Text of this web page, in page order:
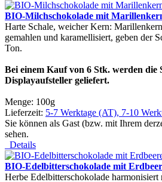
BIO-Milchschokolade mit
Harte Schale, weicher Kern:
gemahlen und karamellisiert, geben der
Ton.
Bei einem Kauf von 6 Stk. werden die
Displayaufsteller geliefert.
Menge: 100g
Lieferzeit: 5-7 Werktage (AT), 7-10
Sie können als Gast (bzw. mit Ihrem
sehen.
Details
BIO-Edelbitterschokolade mit
Herbe Edelbitterschokolade